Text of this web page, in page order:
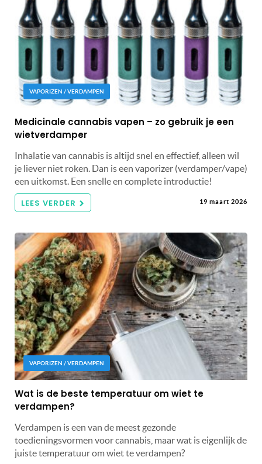
VAPORIZEN / VERDAMPEN
Medicinale cannabis vapen – zo gebruik je een
wietverdamper
Inhalatie van cannabis is altijd snel en effectief, alleen wil
je liever niet roken. Dan is een vaporizer (verdamper/vape)
een uitkomst. Een snelle en complete introductie!
LEES VERDER 19 maart 2026
VAPORIZEN / VERDAMPEN
Wat is de beste temperatuur om wiet te
verdampen?
Verdampen is een van de meest gezonde
toedieningsvormen voor cannabis, maar wat is eigenlijk de
juiste temperatuur om wiet te verdampen?